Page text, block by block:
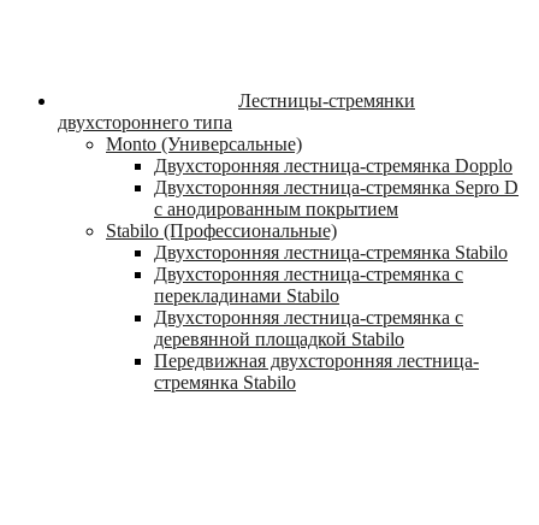
Лестницы-стремянки
двухстороннего типа
Monto (Универсальные)
Двухсторонняя лестница-стремянка Dopplo
Двухсторонняя лестница-стремянка Sepro D
с анодированным покрытием
Stabilo (Профессиональные)
Двухсторонняя лестница-стремянка Stabilo
Двухсторонняя лестница-стремянка с
перекладинами Stabilo
Двухсторонняя лестница-стремянка с
деревянной площадкой Stabilo
Передвижная двухсторонняя лестница-
стремянка Stabilo